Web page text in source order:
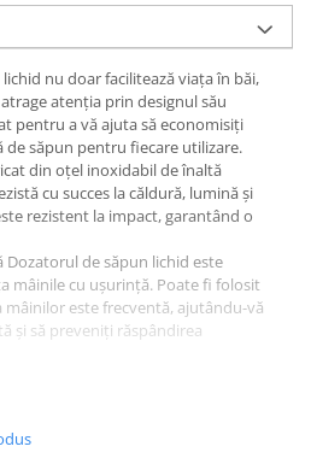
nu doar facilitează viața în băi,
atenția prin designul său
pentru a vă ajuta să economisiți
de săpun pentru fiecare utilizare.
din oțel inoxidabil de înaltă
cu succes la căldură, lumină și
rezistent la impact, garantând o
Dozatorul de săpun lichid este
mâinile cu ușurință. Poate fi folosit
mâinilor este frecventă, ajutându-vă
și să preveniți răspândirea
Designul dozatorului nostru
a fi montat pe perete, oferind o